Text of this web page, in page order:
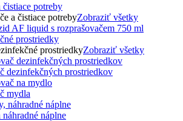
potreby
a čistiace potrebyZobraziť všetky
prostriedky
prostriedkyZobraziť všetky
dezinfekčných prostriedkov
mydla
náplne